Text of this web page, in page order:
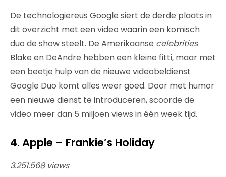
De technologiereus Google siert de derde plaats in
dit overzicht met een video waarin een komisch
duo de show steelt. De Amerikaanse celebrities
Blake en DeAndre hebben een kleine fitti, maar met
een beetje hulp van de nieuwe videobeldienst
Google Duo komt alles weer goed. Door met humor
een nieuwe dienst te introduceren, scoorde de
video meer dan 5 miljoen views in één week tijd.
4. Apple – Frankie’s Holiday
3.251.568 views